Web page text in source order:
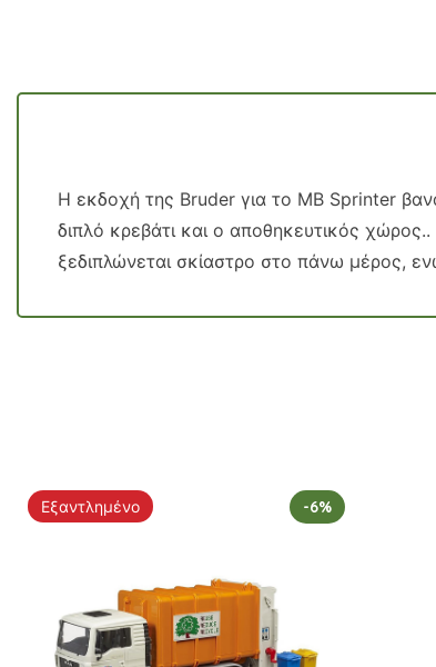
Η εκδοχή της Bruder για το MB Sprinter
διπλό κρεβάτι και ο αποθηκευτικός
ξεδιπλώνεται σκίαστρο στο πάνω μέρος,
Εξαντλημένο -6%